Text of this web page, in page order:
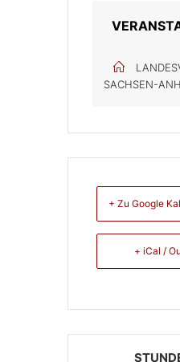
SACHSEN-
+ Zu Google
+ iCal /